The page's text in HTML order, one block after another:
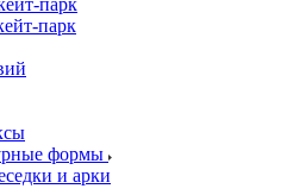
парк
парк
формы
и арки